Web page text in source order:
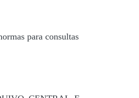
para consultas